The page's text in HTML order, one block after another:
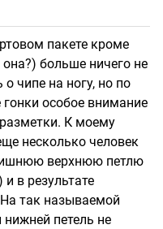
пакете кроме
больше ничего не
чипе на ногу, но по
особое внимание
К моему
несколько человек
верхнюю петлю
в результате
так называемой
нижней петель не